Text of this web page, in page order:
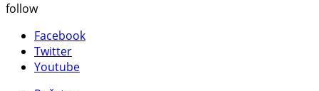
follow
Facebook
Twitter
Youtube